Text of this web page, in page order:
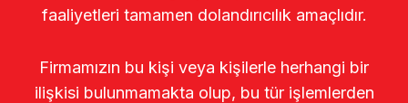
faaliyetleri tamamen dolandırıcılık amaçlıdır.
Firmamızın bu kişi veya kişilerle herhangi bir
ilişkisi bulunmamakta olup, bu tür işlemlerden